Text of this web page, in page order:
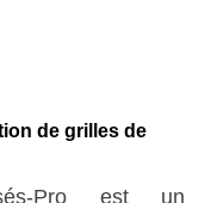
de grilles de
Pro est un